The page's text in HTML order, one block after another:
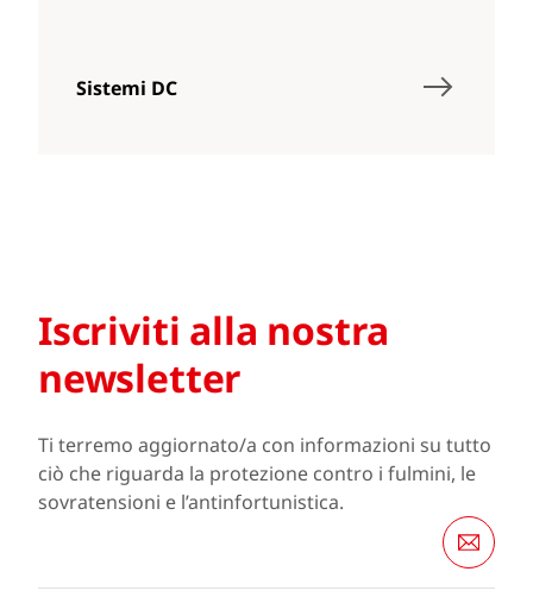
Sistemi DC
Iscriviti alla nostra
newsletter
Ti terremo aggiornato/a con informazioni su tutto
ciò che riguarda la protezione contro i fulmini, le
sovratensioni e l’antinfortunistica.